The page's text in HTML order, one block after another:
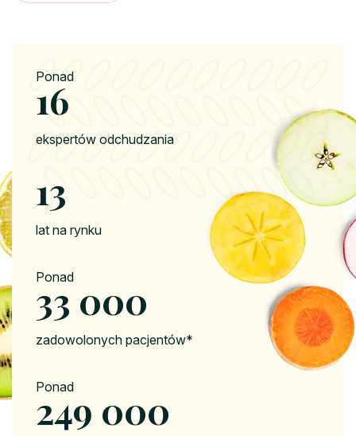
Ponad
20
ekspertów odchudzania
16
lat na rynku
Ponad
40 000
zadowolonych pacjentów*
Ponad
300 000